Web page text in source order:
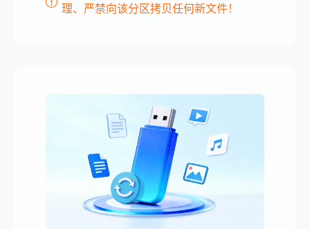
理、严禁向该分区拷贝任何新文件！